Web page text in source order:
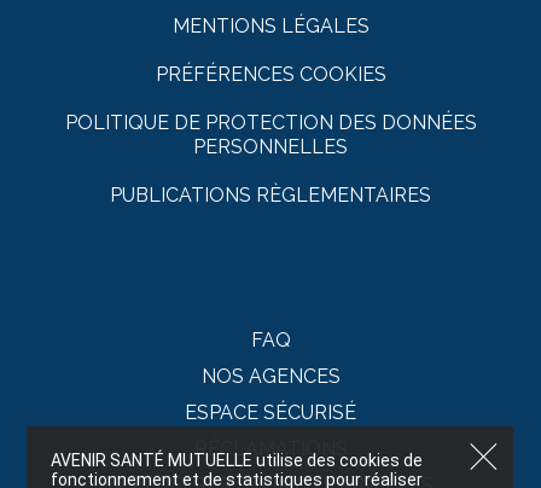
MENTIONS LÉGALES
PRÉFÉRENCES COOKIES
POLITIQUE DE PROTECTION DES DONNÉES
PERSONNELLES
PUBLICATIONS RÈGLEMENTAIRES
FAQ
NOS AGENCES
ESPACE SÉCURISÉ
RÉCLAMATIONS
AVENIR SANTÉ MUTUELLE utilise des cookies de
fonctionnement et de statistiques pour réaliser